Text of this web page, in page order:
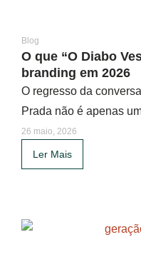
Blog
O que “O Diabo
branding em 2026
O regresso da
Prada não é apenas
26 maio, 2026
Ler Mais